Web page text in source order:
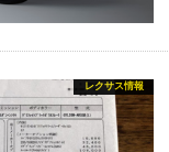
レクサス情報